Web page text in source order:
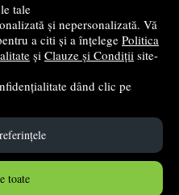
tale
și nepersonalizată. Vă
a citi și a înțelege Politica
și Clauze și Condiții site-
dând clic pe
toate
Grup DZC SRL
de Vital Soft
sec